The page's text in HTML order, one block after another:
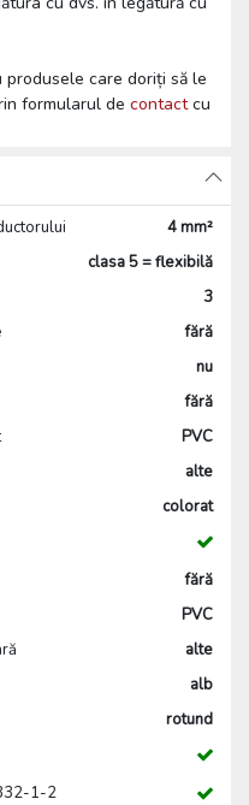
care doriți să le
formularul de contactcu
4 mm²
clasa 5 = flexibilă
3
fără
nu
fără
PVC
alte
colorat
fără
PVC
alte
alb
rotund
1-2